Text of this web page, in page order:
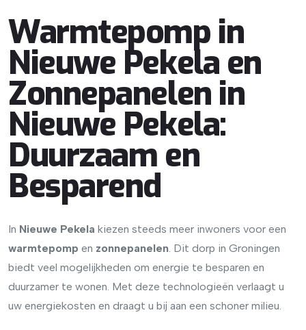
Warmtepomp in
Nieuwe Pekela en
Zonnepanelen in
Nieuwe Pekela:
Duurzaam en
Besparend
In Nieuwe Pekela kiezen steeds meer inwoners voor een
warmtepomp en zonnepanelen. Dit dorp in Groningen
biedt veel mogelijkheden om energie te besparen en
duurzamer te wonen. Met deze technologieën verlaagt u
uw energiekosten en draagt u bij aan een schoner milieu.